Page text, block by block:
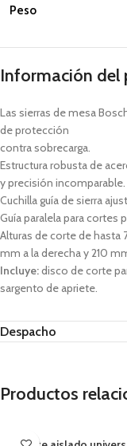
Peso
Información del
Las sierras de mesa
de protección
contra sobrecarga.
Estructura robusta de
y precisión incomparable.
Cuchilla guía de sierra
Guía paralela para cortes
Alturas de corte de hasta
mm a la derecha y 210
Incluye:disco de corte
sargento de apriete.
Despacho
Productos